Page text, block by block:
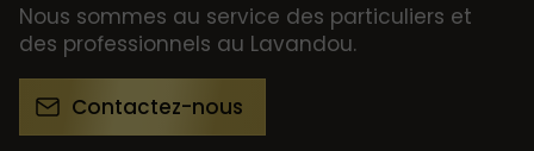
Nous sommes au service des particuliers et
des professionnels au Lavandou.
Contactez-nous